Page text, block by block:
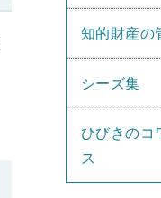
知的財産の
シーズ集
ひびきのコ
ス